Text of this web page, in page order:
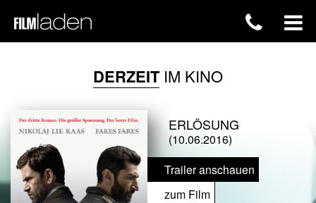
DERZEITIM KINO
ERLÖSUNG
(10.06.2016)
Trailer anschauen
zum Film